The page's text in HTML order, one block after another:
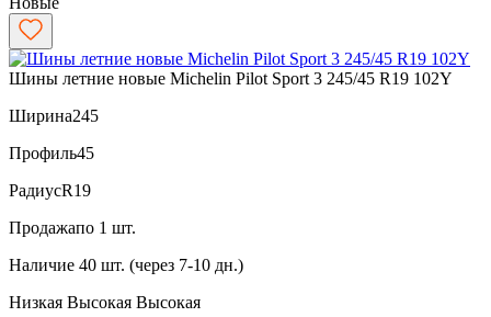
Шины летние новые Michelin Pilot Sport 3 245/45 R19 102Y
Ширина245
Профиль45
РадиусR19
Продажапо 1 шт.
Наличие 40 шт. (через 7-10 дн.)
Низкая Высокая Высокая